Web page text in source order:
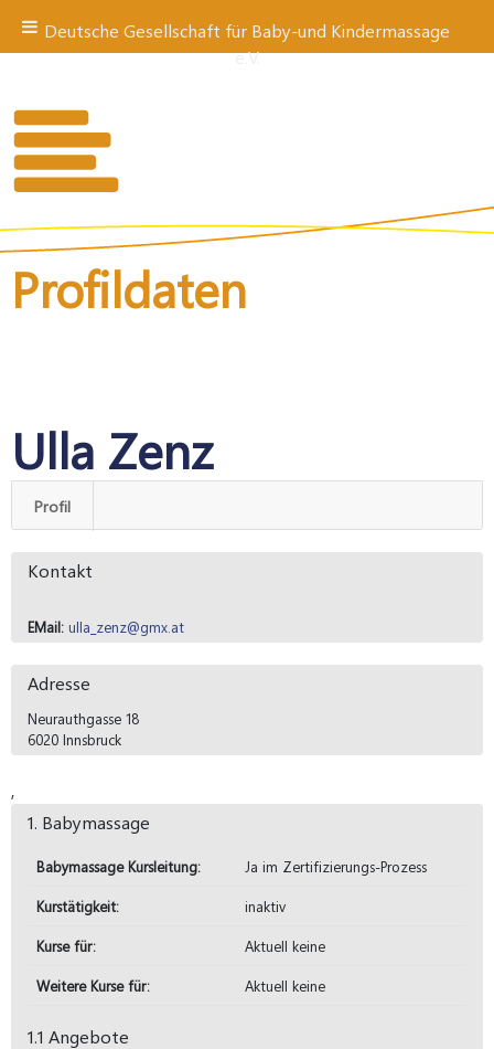
Deutsche Gesellschaft für Baby-und Kindermassage
e.V.
Profildaten
Ulla Zenz
Profil
Kontakt
EMail: ulla_zenz@gmx.at
Adresse
Neurauthgasse 18
6020 Innsbruck
,
1. Babymassage
Babymassage Kursleitung: Ja im Zertifizierungs-Prozess
Kurstätigkeit: inaktiv
Kurse für: Aktuell keine
Weitere Kurse für: Aktuell keine
1.1 Angebote